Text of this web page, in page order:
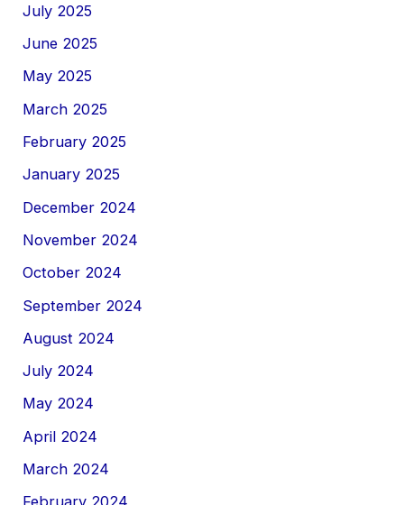
July 2025
June 2025
May 2025
March 2025
February 2025
January 2025
December 2024
November 2024
October 2024
September 2024
August 2024
July 2024
May 2024
April 2024
March 2024